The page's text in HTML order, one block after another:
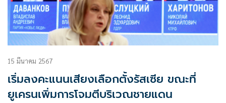
15 มีนาคม 2567
เริ่มลงคะแนนเสียงเลือกตั้งรัสเซีย ขณะที่
ยูเครนเพิ่มการโจมตีบริเวณชายแดน